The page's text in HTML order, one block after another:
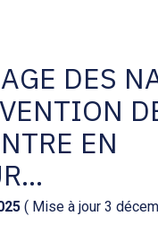
humaines
comptabilité :
:
DES
EN
( Mise à jour 3